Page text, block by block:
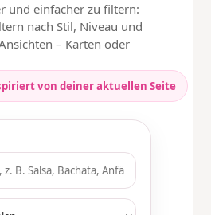
und einfacher zu filtern:
nach Stil, Niveau und
– Karten oder
von deiner aktuellen Seite